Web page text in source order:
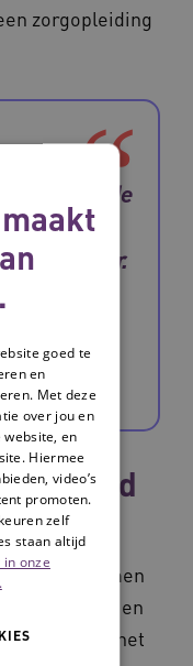
zorgopleiding
op de
veel meer.
bij Cedrah
de zorg samen
besproken en
werkdruk het
goed te
en
Met deze
over jou en
en
Hiermee
video’s
promoten.
zelf
staan altijd
onze